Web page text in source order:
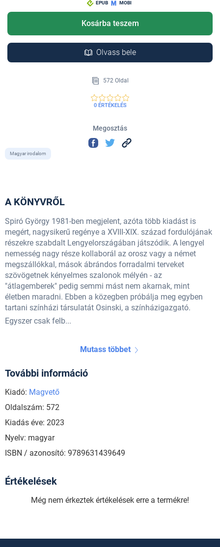
EPUB MOBI
Kosárba teszem
Olvass bele
572 Oldal
0 ÉRTÉKELÉS
Megosztás
Magyar irodalom
A KÖNYVRŐL
Spiró György 1981-ben megjelent, azóta több kiadást is
megért, nagysikerű regénye a XVIII-XIX. század fordulójának
részekre szabdalt Lengyelországában játszódik. A lengyel
nemesség nagy része kollaborál az orosz vagy a német
megszállókkal, mások ábrándos forradalmi terveket
szövögetnek kényelmes szalonok mélyén - az
"átlagemberek" pedig semmi mást nem akarnak, mint
életben maradni. Ebben a közegben próbálja meg egyben
tartani színházi társulatát Osinski, a színházigazgató.
Egyszer csak felb...
Mutass többet
További információ
Kiadó: Magvető
Oldalszám: 572
Kiadás éve: 2023
Nyelv: magyar
ISBN / azonosító: 9789631439649
Értékelések
Még nem érkeztek értékelések erre a termékre!